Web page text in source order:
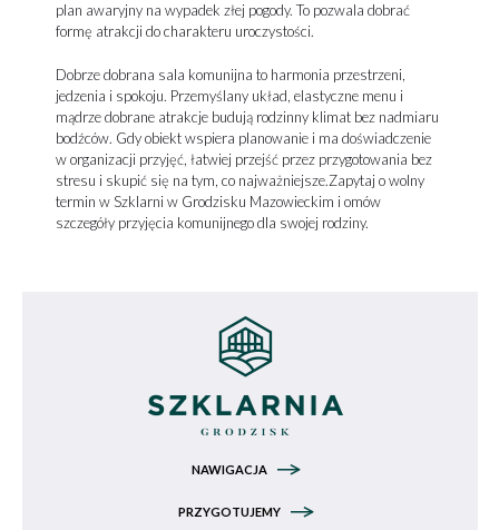
plan awaryjny na wypadek złej pogody. To pozwala dobrać
formę atrakcji do charakteru uroczystości.
Dobrze dobrana sala komunijna to harmonia przestrzeni,
jedzenia i spokoju. Przemyślany układ, elastyczne menu i
mądrze dobrane atrakcje budują rodzinny klimat bez nadmiaru
bodźców. Gdy obiekt wspiera planowanie i ma doświadczenie
w organizacji przyjęć, łatwiej przejść przez przygotowania bez
stresu i skupić się na tym, co najważniejsze.Zapytaj o wolny
termin w Szklarni w Grodzisku Mazowieckim i omów
szczegóły przyjęcia komunijnego dla swojej rodziny.
NAWIGACJA
PRZYGOTUJEMY